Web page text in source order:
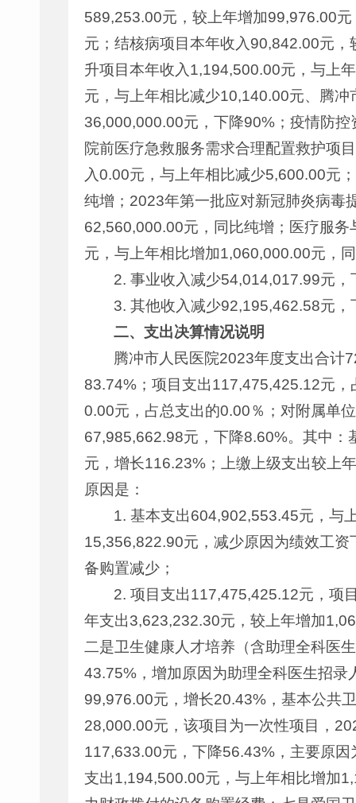
589,253.00元，较上年增加99,976.00
元；结核病项目本年收入90,842.00元
升项目本年收入1,194,500.00元，与上
元，与上年相比减少10,140.00元、腾
36,000,000.00元，下降90%；疫情防
院前医疗急救服务需求合理配置救护项
入0.00元，与上年相比减少5,600.00元
纯增；2023年第一批应对新冠肺炎病毒
62,560,000.00元，同比纯增；医疗服
元，与上年相比增加1,060,000.00元，
2. 事业收入减少54,014,017.99元
3. 其他收入减少92,195,462.58元
二、支出决算情况说明
腾冲市人民医院2023年度支出合计
83.74%；项目支出117,475,425.12元
0.00元，占总支出的0.00％；对附属单
67,985,662.98元，下降8.60%。其中
元，增长116.23%；上缴上级支出较上
原因是：
1. 基本支出604,902,553.45元，与
15,356,822.90元，减少原因为绩效工
备购置减少；
2. 项目支出117,475,425.12元，项
年支出3,623,232.30元，较上年增加
二是卫生健康人才培养（含助理全科医
43.75%，增加原因为助理全科医生招
99,976.00元，增长20.43%，基本公共
28,000.00元，该项目为一次性项目，
117,633.00元，下降56.43%，主要原
支出1,194,500.00元，与上年相比增加